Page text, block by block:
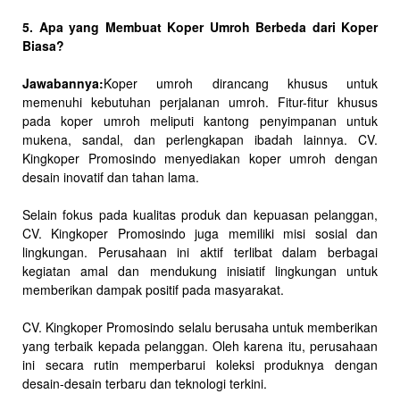
5. Apa yang Membuat Koper Umroh Berbeda dari Koper
Biasa?
Jawabannya:Koper umroh dirancang khusus untuk
memenuhi kebutuhan perjalanan umroh. Fitur-fitur khusus
pada koper umroh meliputi kantong penyimpanan untuk
mukena, sandal, dan perlengkapan ibadah lainnya. CV.
Kingkoper Promosindo menyediakan koper umroh dengan
desain inovatif dan tahan lama.
Selain fokus pada kualitas produk dan kepuasan pelanggan,
CV. Kingkoper Promosindo juga memiliki misi sosial dan
lingkungan. Perusahaan ini aktif terlibat dalam berbagai
kegiatan amal dan mendukung inisiatif lingkungan untuk
memberikan dampak positif pada masyarakat.
CV. Kingkoper Promosindo selalu berusaha untuk memberikan
yang terbaik kepada pelanggan. Oleh karena itu, perusahaan
ini secara rutin memperbarui koleksi produknya dengan
desain-desain terbaru dan teknologi terkini.